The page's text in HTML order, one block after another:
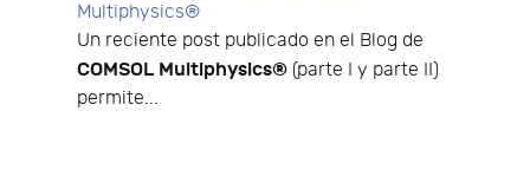
Multiphysics®
Un reciente post publicado en el Blog de
COMSOL Multiphysics® (parte I y parte II)
permite...